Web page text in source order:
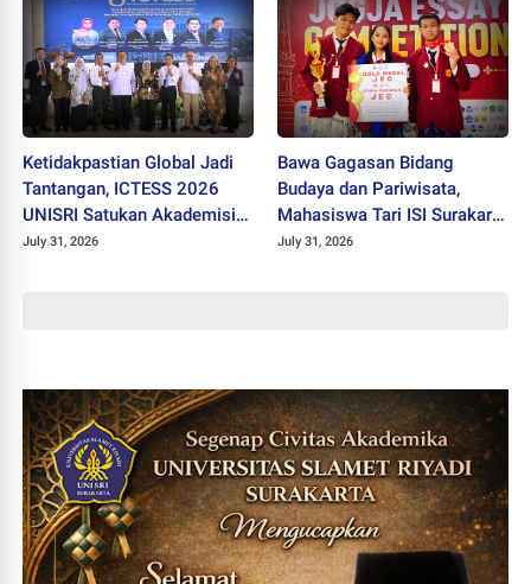
Ketidakpastian Global Jadi
Tantangan, ICTESS 2026
UNISRI Satukan Akademisi 5
Negara Demi Solusi Lintas
July 31, 2026
Bawa Gagasan Bidang
Budaya dan Pariwisata,
Mahasiswa Tari ISI Surakarta
Raih Medali Emas JEC 2026
July 31, 2026